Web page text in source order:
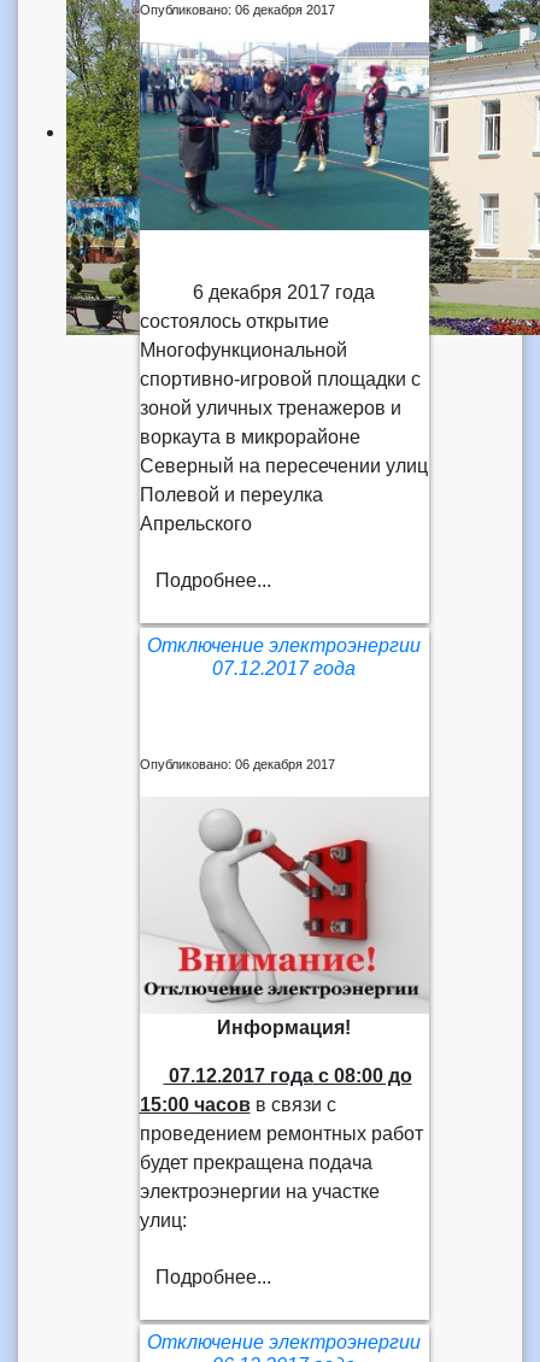
Опубликовано: 06 декабря 2017
6 декабря 2017 года
состоялось открытие
Многофункциональной
спортивно-игровой площадки с
зоной уличных тренажеров и
воркаута в микрорайоне
Северный на пересечении улиц
Полевой и переулка
Апрельского
Подробнее...
Отключение электроэнергии
07.12.2017 года
Опубликовано: 06 декабря 2017
Информация!
07.12.2017 годас 08:00 до
15:00 часовв связи с
проведением ремонтных работ
будет прекращена подача
электроэнергии на участке
улиц:
Подробнее...
Отключение электроэнергии